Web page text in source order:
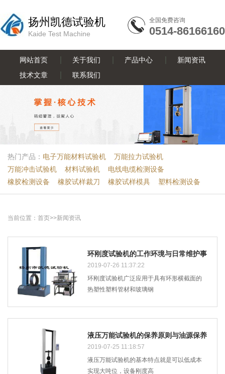
扬州凯德试验机
Kaide Test Machine
全国免费咨询
0514-86166160
网站首页 关于我们 产品中心
新闻资讯
技术文章
联系我们
热门产品： 电子万能材料试验机
万能拉力试验机
万能冲击试验机
材料试验机
电线电缆检测设备
橡胶检测设备
橡胶试样裁刀 橡胶试样模具 塑料检测设备
当前位置： 首页>>新闻资讯
环刚度试验机的工作环境与日常维护事
项
2019-07-26 11:37:22
环刚度试验机广泛应用于具有环形横截面的
热塑性塑料管材和玻璃钢
液压万能试验机的保养原则与油源保养
的四要点
2019-07-25 11:18:57
液压万能试验机的基本特点就是可以低成本
实现大吨位，设备刚度高